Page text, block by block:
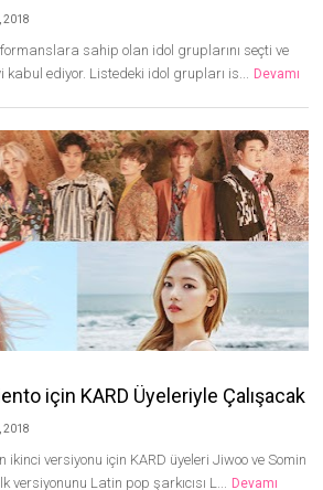
2018
sahip olan idol gruplarını seçti ve
kabul ediyor. Listedeki idol grupları is... Devamı
için KARD Üyeleriyle Çalışacak
2018
ikinci versiyonu için KARD üyeleri Jiwoo ve Somin
versiyonunu Latin pop şarkıcısı L... Devamı